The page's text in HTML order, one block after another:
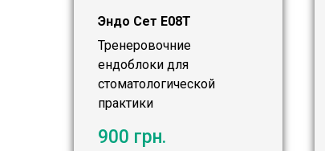
Эндо Сет Е08Т
Тренеровочние
ендоблоки для
стоматологической
практики
900 грн.